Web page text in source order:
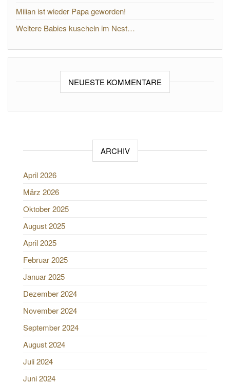
Milian ist wieder Papa geworden!
Weitere Babies kuscheln im Nest…
NEUESTE KOMMENTARE
ARCHIV
April 2026
März 2026
Oktober 2025
August 2025
April 2025
Februar 2025
Januar 2025
Dezember 2024
November 2024
September 2024
August 2024
Juli 2024
Juni 2024